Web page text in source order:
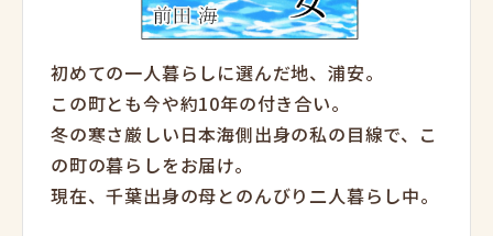
初めての一人暮らしに選んだ地、浦安。
この町とも今や約10年の付き合い。
冬の寒さ厳しい日本海側出身の私の目線で、こ
の町の暮らしをお届け。
現在、千葉出身の母とのんびり二人暮らし中。